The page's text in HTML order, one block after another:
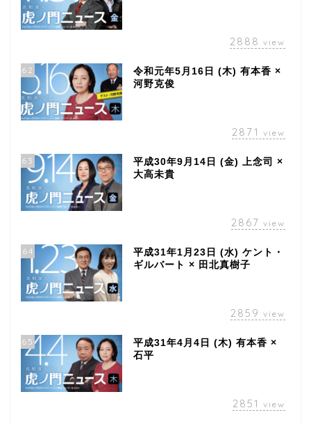
2888 view
62
令和元年5月16日 (木) 有本香 ×
河野克俊
2871 view
63
平成30年9月14日 (金) 上念司 ×
大高未貴
2867 view
64
平成31年1月23日 (水) ケント・
ギルバート × 田北真樹子
2859 view
65
平成31年4月4日 (木) 有本香 ×
石平
2851 view